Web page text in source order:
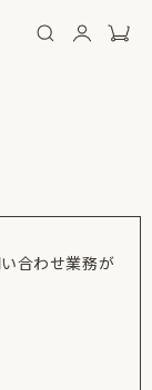
合わせ業務が